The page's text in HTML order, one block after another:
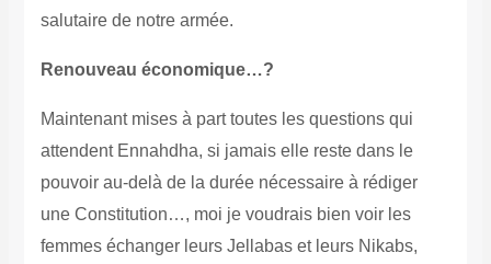
salutaire de notre armée.
Renouveau économique…?
Maintenant mises à part toutes les questions qui
attendent Ennahdha, si jamais elle reste dans le
pouvoir au-delà de la durée nécessaire à rédiger
une Constitution…, moi je voudrais bien voir les
femmes échanger leurs Jellabas et leurs Nikabs,